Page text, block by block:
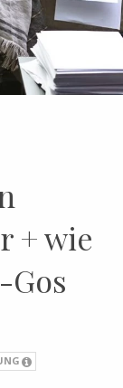
+ wie